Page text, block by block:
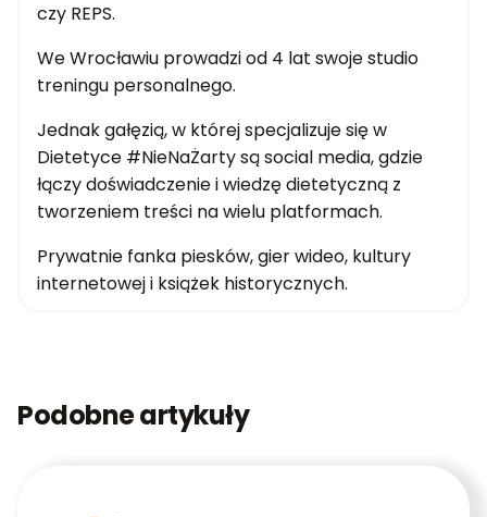
czy REPS.
We Wrocławiu prowadzi od 4 lat swoje studio
treningu personalnego.
Jednak gałęzią, w której specjalizuje się w
Dietetyce #NieNaŻarty są social media, gdzie
łączy doświadczenie i wiedzę dietetyczną z
tworzeniem treści na wielu platformach.
Prywatnie fanka piesków, gier wideo, kultury
internetowej i książek historycznych.
Podobne artykuły